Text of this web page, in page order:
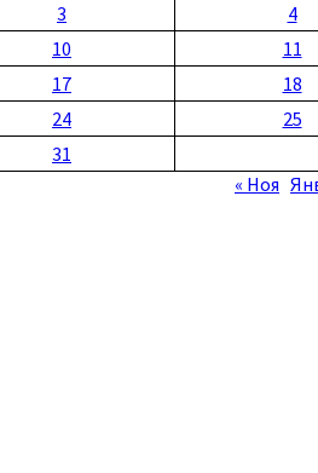
3 4
10 11
17 18
24 25
31
« Ноя